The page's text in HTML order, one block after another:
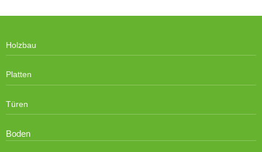
Holzbau
Platten
Türen
Boden